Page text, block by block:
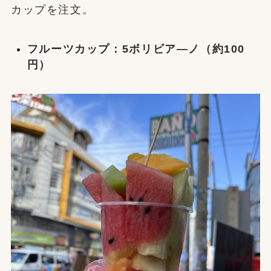
カップを注文。
フルーツカップ：5ボリビア―ノ（約100
円）